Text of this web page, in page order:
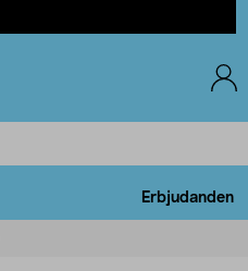
Erbjudanden